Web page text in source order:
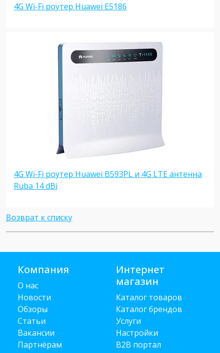
4G Wi-Fi роутер Huawei E5186
4G Wi-Fi роутер Huawei B593PL и 4G LTE антенна
Ruba 14 dBi
Возврат к списку
Компания
О нас
Новости
Обзоры
Статьи
Вакансии
Партнёрам
Интернет
магазин
Каталог товаров
Каталог брендов
Услуги
Настройки
B2B портал